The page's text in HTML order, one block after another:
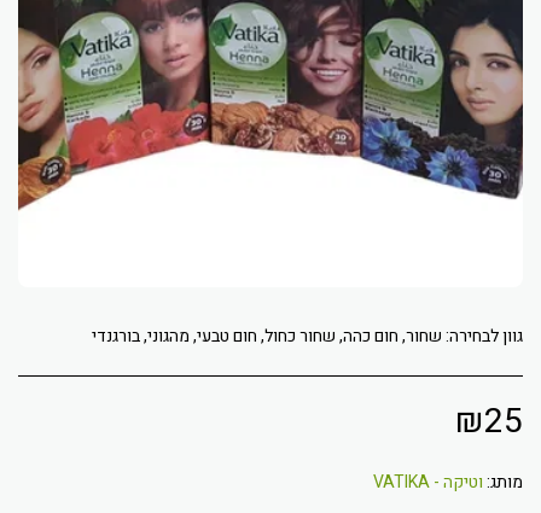
גוון לבחירה: שחור, חום כהה, שחור כחול, חום טבעי, מהגוני, בורגנדי
₪25
מותג:וטיקה - VATIKA